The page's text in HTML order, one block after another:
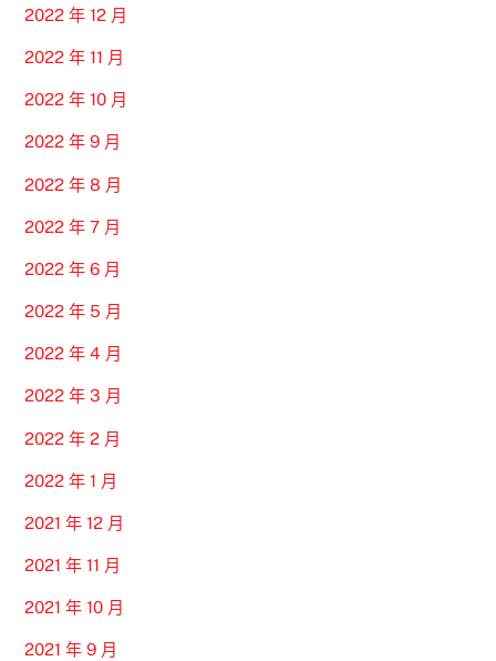
2022 年 12 月
2022 年 11 月
2022 年 10 月
2022 年 9 月
2022 年 8 月
2022 年 7 月
2022 年 6 月
2022 年 5 月
2022 年 4 月
2022 年 3 月
2022 年 2 月
2022 年 1 月
2021 年 12 月
2021 年 11 月
2021 年 10 月
2021 年 9 月